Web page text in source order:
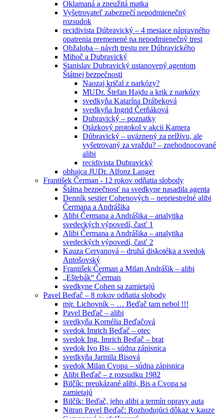
Oklamaná a zneužitá matka
Vyšetrovateľ zabezpečí nepodmienečný
rozsudok
recidivista Dúbravický – 4 mesiace nápravného
opatrenia premenené na nepodmienečný trest
Obžaloba – návrh trestu pre Dúbravického
Mihoč a Dubravický
Stanislav Dubravický ustanovený agentom
Štátnej bezpečnosti
Naozaj kričal z narkózy?
MUDr. Štefan Hajdu a krik z narkózy
svedkyňa Katarína Drábeková
svedkyňa Ingrid Čerňáková
Dubravický – poznatky
Otázkový protokol v akcii Kamera
Dúbravický – uväznený za príživu, ale
vyšetrovaný za vraždu? – znehodnocované
alibi
recidivista Dubravický
obhajca JUDr. Alfonz Langer
František Čerman - 12 rokov odňatia slobody
Štátna bezpečnosť na svedkyne nasadila agenta
Denník sestier Cohenových – nepriestrelné alibi
Čermana a Andrášika
Alibi Čermana a Andrášika – analytika
svedeckých výpovedí, časť 1
Alibi Čermana a Andrášika – analytika
svedeckých výpovedí, časť 2
Kauza Cervanová – druhá diskotéka a svedok
Antošovský
František Čerman a Milan Andrášik – alibi
„Eštebák“ Čerman
svedkyne Cohen sa zamietajú
Pavel Beďač – 8 rokov odňatia slobody
mjr. Lichovník – … Beďač tam nebol !!!
Pavel Beďač – alibi
svedkyňa Kornélia Beďačová
svedok Imrich Beďač – otec
svedok Ing. Imrich Beďač – brat
svedok Ivo Bis – súdna zápisnica
svedkyňa Jarmila Bisová
svedok Milan Cvopa – súdna zápisnica
Alibi Beďač – z rozsudku 1982
Bilčík: preukázané alibi, Bis a Cvopa sa
zamietajú
Bilčík: Beďač, jeho alibi a termín opravy auta
Nitran Pavel Beďač: Rozhodujúci dôkaz v kauze